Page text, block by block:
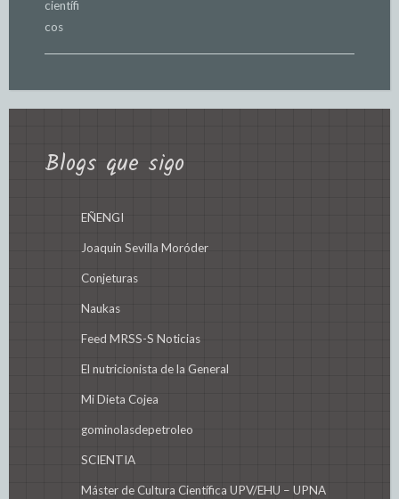
Blogs que sigo
EÑENGI
Joaquin Sevilla Moróder
Conjeturas
Naukas
Feed MRSS-S Noticias
El nutricionista de la General
Mi Dieta Cojea
gominolasdepetroleo
SCIENTIA
Máster de Cultura Científica UPV/EHU – UPNA